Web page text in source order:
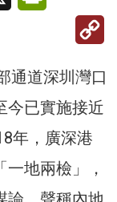
通道深圳灣口
今已實施接近
年，廣深港
地兩檢」，